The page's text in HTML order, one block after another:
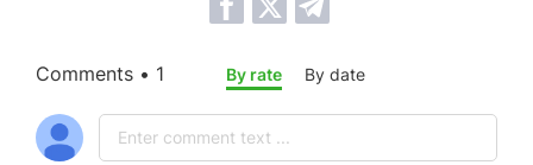
Comments • 1 By rate By date